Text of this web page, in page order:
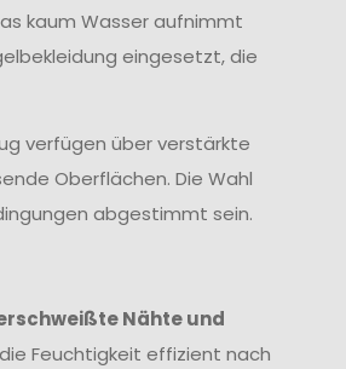
kaum Wasser aufnimmt
eingesetzt, die
verfügen über verstärkte
Oberflächen. Die Wahl
abgestimmt sein.
Nähte und
Feuchtigkeit effizient nach